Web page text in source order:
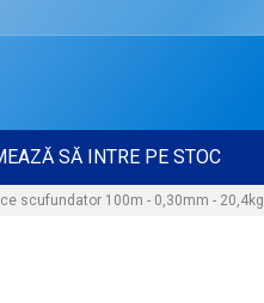
SĂ INTRE PE STOC
scufundator 100m - 0,30mm - 20,4kg